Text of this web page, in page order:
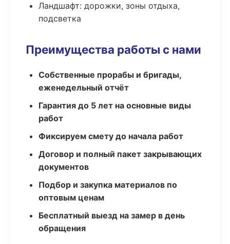
Ландшафт: дорожки, зоны отдыха,
подсветка
Преимущества работы с нами
Собственные прорабы и бригады,
еженедельный отчёт
Гарантия до 5 лет на основные виды
работ
Фиксируем смету до начала работ
Договор и полный пакет закрывающих
документов
Подбор и закупка материалов по
оптовым ценам
Бесплатный выезд на замер в день
обращения